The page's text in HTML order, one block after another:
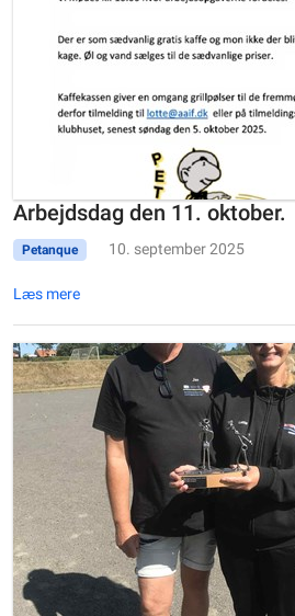
Arbejdsdag den 11. oktober.
Petanque 10. september 2025
Læs mere